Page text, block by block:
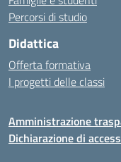
Percorsi di studio
Didattica
Offerta formativa
I progetti delle classi
Amministrazione
Dichiarazione di